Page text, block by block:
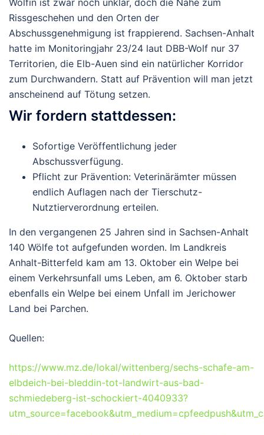
Wölfin ist zwar noch unklar, doch die Nähe zum
Rissgeschehen und den Orten der
Abschussgenehmigung ist frappierend. Sachsen-Anhalt
hatte im Monitoringjahr 23/24 laut DBB-Wolf nur 37
Territorien, die Elb-Auen sind ein natürlicher Korridor
zum Durchwandern. Statt auf Prävention will man jetzt
anscheinend auf Tötung setzen.
Wir fordern stattdessen:
Sofortige Veröffentlichung jeder
Abschussverfügung.
Pflicht zur Prävention: Veterinärämter müssen
endlich Auflagen nach der Tierschutz-
Nutztierverordnung erteilen.
In den vergangenen 25 Jahren sind in Sachsen-Anhalt
140 Wölfe tot aufgefunden worden. Im Landkreis
Anhalt-Bitterfeld kam am 13. Oktober ein Welpe bei
einem Verkehrsunfall ums Leben, am 6. Oktober starb
ebenfalls ein Welpe bei einem Unfall im Jerichower
Land bei Parchen.
Quellen:
https://www.mz.de/lokal/wittenberg/sechs-schafe-am-
elbdeich-bei-bleddin-tot-landwirt-aus-bad-
schmiedeberg-ist-schockiert-4040933?